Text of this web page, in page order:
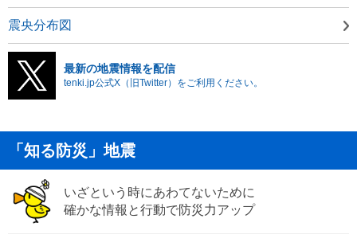
震央分布図
最新の地震情報を配信
tenki.jp公式X（旧Twitter）をご利用ください。
「知る防災」地震
いざという時にあわてないために
確かな情報と行動で防災力アップ